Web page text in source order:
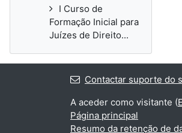
I Curso de
Formação Inicial para
Juízes de Direito...
Contactar suporte do
A aceder como visitante (
Página principal
Resumo da retenção de